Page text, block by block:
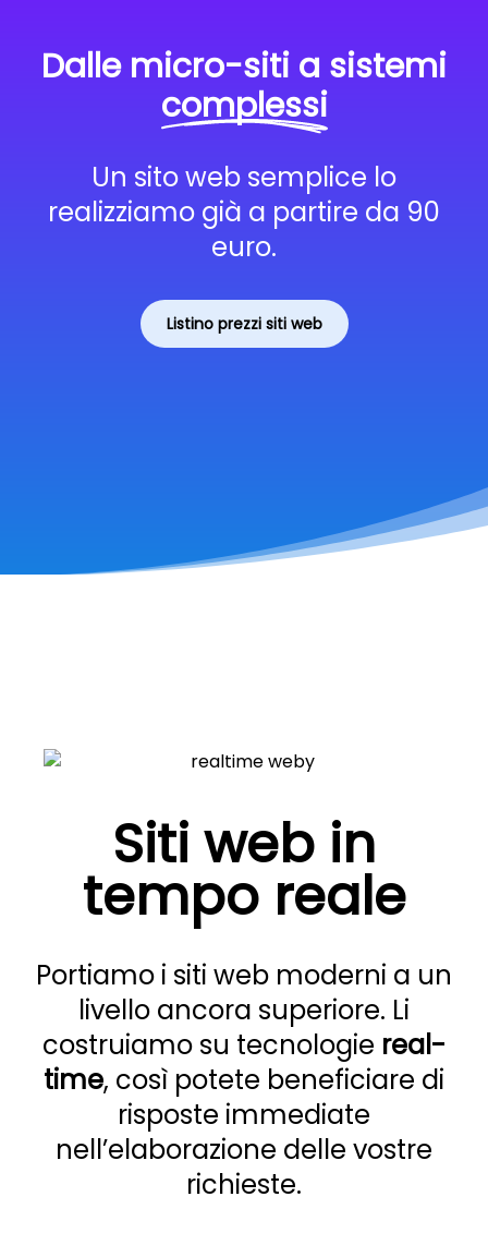
Dalle micro-siti a sistemi
complessi
Un sito web semplice lo
realizziamo già a partire da 90
euro.
Listino prezzi siti web
Siti web in
tempo reale
Portiamo i siti web moderni a un
livello ancora superiore. Li
costruiamo su tecnologie real-
time, così potete beneficiare di
risposte immediate
nell’elaborazione delle vostre
richieste.